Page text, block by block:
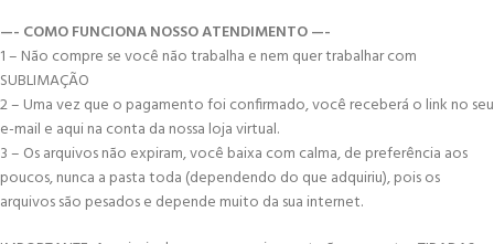
—- COMO FUNCIONA NOSSO ATENDIMENTO —-
1 – Não compre se você não trabalha e nem quer trabalhar com
SUBLIMAÇÃO
2 – Uma vez que o pagamento foi confirmado, você receberá o link no seu
e-mail e aqui na conta da nossa loja virtual.
3 – Os arquivos não expiram, você baixa com calma, de preferência aos
poucos, nunca a pasta toda (dependendo do que adquiriu), pois os
arquivos são pesados e depende muito da sua internet.